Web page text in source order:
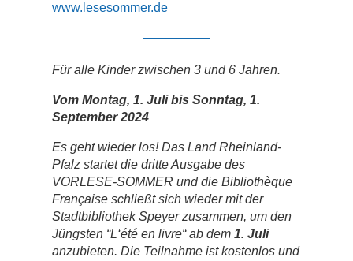
www.lesesommer.de
Für alle Kinder zwischen 3 und 6 Jahren.
Vom Montag, 1. Juli bis Sonntag, 1.
September 2024
Es geht wieder los! Das Land Rheinland-
Pfalz startet die dritte Ausgabe des
VORLESE-SOMMER und die Bibliothèque
Française schließt sich wieder mit der
Stadtbibliothek Speyer zusammen, um den
Jüngsten “L‘été en livre“ ab dem 1. Juli
anzubieten. Die Teilnahme ist kostenlos und